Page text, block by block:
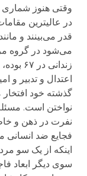
وقتی هنوز شماری
در عالیترین
قدر می‌بینند و
می‌شود در گروه
اعتدال و تدبیر و
گذشته خود
نواختن است.
نفرت در ذهن و
فجایع ضد انسانی
اینکه از یک سو
سوی دیگر ابعاد